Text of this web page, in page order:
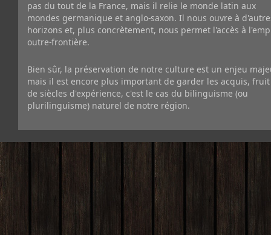
pas du tout de la France, mais il relie le monde latin aux
mondes germanique et anglo-saxon. Il nous ouvre à
horizons et, plus concrètement, nous permet l'accès à
outre-frontière.
Bien sûr, la préservation de notre culture est un enjeu
mais il est encore plus important de garder les acquis, fruit
de siècles d'expérience, c'est le cas du bilinguisme (ou
plurilinguisme) naturel de notre région.